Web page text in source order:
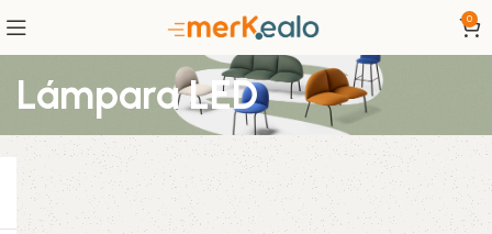
0
Lámpara LED